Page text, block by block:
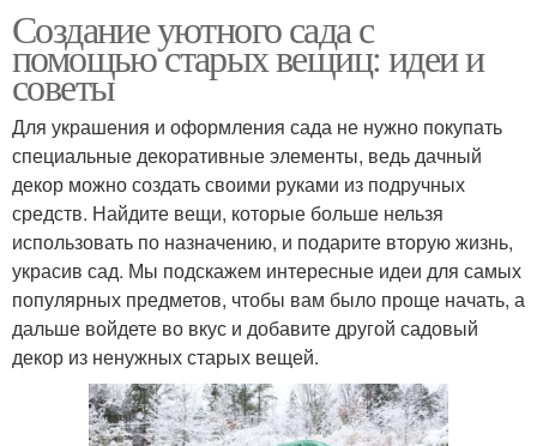
Создание уютного сада с
помощью старых вещиц: идеи и
советы
Для украшения и оформления сада не нужно покупать
специальные декоративные элементы, ведь дачный
декор можно создать своими руками из подручных
средств. Найдите вещи, которые больше нельзя
использовать по назначению, и подарите вторую жизнь,
украсив сад. Мы подскажем интересные идеи для самых
популярных предметов, чтобы вам было проще начать, а
дальше войдете во вкус и добавите другой садовый
декор из ненужных старых вещей.